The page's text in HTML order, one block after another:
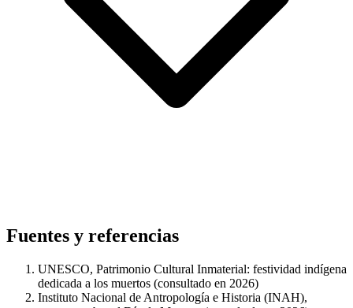
Fuentes y referencias
UNESCO, Patrimonio Cultural Inmaterial: festividad indígena
dedicada a los muertos (consultado en 2026)
Instituto Nacional de Antropología e Historia (INAH),